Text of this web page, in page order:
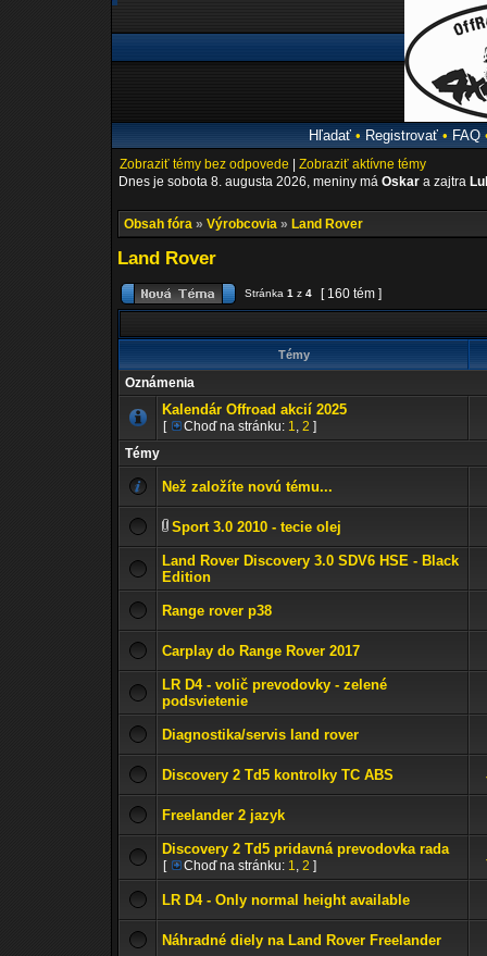
Hľadať• Registrovať• FAQ
Zobraziť témy bez odpovede
Zobraziť aktívne témy
Dnes je sobota 8. augusta 2026, meniny má Oskar a zajtra
Obsah fóra » Výrobcovia » Land Rover
Land Rover
Stránka 1 z 4 [ 160 tém ]
Témy
Oznámenia
Kalendár Offroad akcií 2025
[ Choď na stránku: 1, 2 ]
Témy
Než založíte novú tému...
Sport 3.0 2010 - tecie olej
Land Rover Discovery 3.0 SDV6 HSE - Black
Edition
Range rover p38
Carplay do Range Rover 2017
LR D4 - volič prevodovky - zelené
podsvietenie
Diagnostika/servis land rover
Discovery 2 Td5 kontrolky TC ABS
Freelander 2 jazyk
Discovery 2 Td5 pridavná prevodovka rada
[ Choď na stránku: 1, 2 ]
LR D4 - Only normal height available
Náhradné diely na Land Rover Freelander